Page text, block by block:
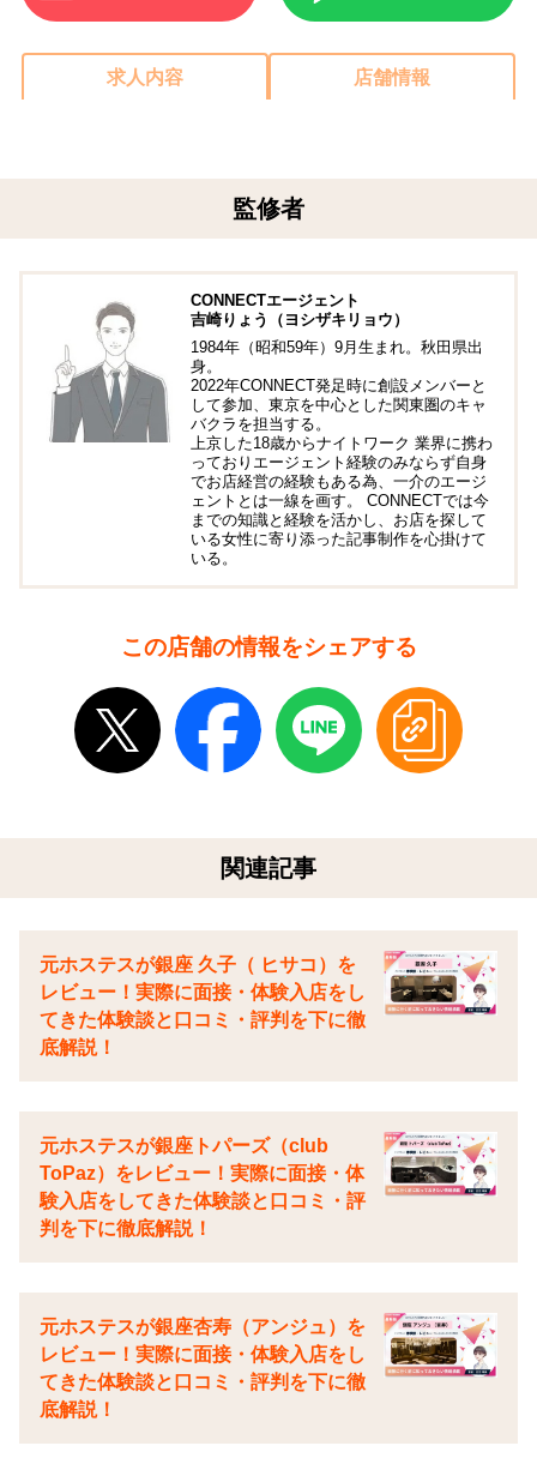
求人内容 店舗情報
監修者
CONNECTエージェント
吉崎りょう（ヨシザキリョウ）
1984年（昭和59年）9月生まれ。秋田県出
身。
2022年CONNECT発足時に創設メンバーと
して参加、東京を中心とした関東圏のキャ
バクラを担当する。
上京した18歳からナイトワーク 業界に携わ
っておりエージェント経験のみならず自身
でお店経営の経験もある為、一介のエージ
ェントとは一線を画す。 CONNECTでは今
までの知識と経験を活かし、お店を探して
いる女性に寄り添った記事制作を心掛けて
いる。
この店舗の情報をシェアする
関連記事
元ホステスが銀座 久子（ ヒサコ）を
レビュー！実際に面接・体験入店をし
てきた体験談と口コミ・評判を下に徹
底解説！
元ホステスが銀座トパーズ（club
ToPaz）をレビュー！実際に面接・体
験入店をしてきた体験談と口コミ・評
判を下に徹底解説！
元ホステスが銀座杏寿（アンジュ）を
レビュー！実際に面接・体験入店をし
てきた体験談と口コミ・評判を下に徹
底解説！